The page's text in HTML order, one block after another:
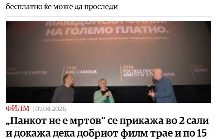
бесплатно ќе може да проследи
ФИЛМ 07.04.2026
„Панкот не е мртов” се прикажа во 2 сали
и докажа дека добриот филм трае и по 15